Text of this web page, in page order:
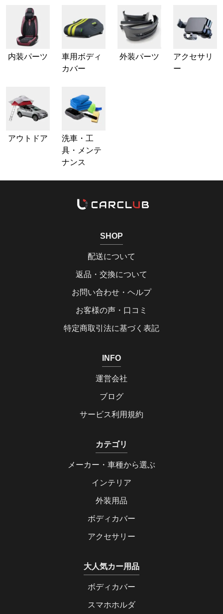
内装パーツ
車用ボディ
カバー
外装パーツ
アクセサリ
ー
アウトドア
洗車・工
具・メンテ
ナンス
SHOP
配送について
返品・交換について
お問い合わせ・ヘルプ
お客様の声・口コミ
特定商取引法に基づく表記
INFO
運営会社
ブログ
サービス利用規約
カテゴリ
メーカー・車種から選ぶ
インテリア
外装用品
ボディカバー
アクセサリー
大人気カー用品
ボディカバー
スマホホルダ